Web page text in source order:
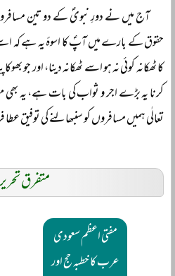
آج میں نے دورِ نبویؐ کے دو تین
حقوق کے بارے میں آپؐ کا اسوۂ یہ ہے کہ اسے
کا ٹھکانہ کوئی نہ ہو اسے ٹھکانہ دینا، اور جو
کرنا یہ بڑے اجر و ثواب کی بات ہے، یہ
تعالٰی ہمیں مسافروں کو سنبھالنے کی توفیق عطا
متفرق
مفتی اعظم سعودی
عرب کا خطبہ حج اور